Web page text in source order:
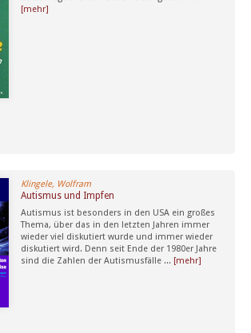
[mehr]
Klingele, Wolfram
Autismus und Impfen
Autismus ist besonders in den USA ein großes
Thema, über das in den letzten Jahren immer
wieder viel diskutiert wurde und immer wieder
diskutiert wird. Denn seit Ende der 1980er Jahre
sind die Zahlen der Autismusfälle ... [mehr]